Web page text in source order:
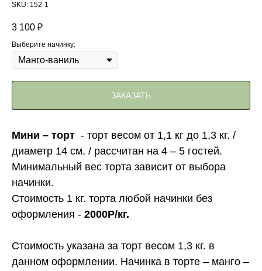
SKU: 152-1
3 100 ₽
Выберите начинку:
ЗАКАЗАТЬ
Мини – торт - торт весом от 1,1 кг до 1,3 кг. /
диаметр 14 см. / рассчитан на 4 – 5 гостей.
Минимальный вес торта зависит от выбора
начинки.
Стоимость 1 кг. торта любой начинки без
оформления - 2000Р/кг.
Стоимость указана за торт весом 1,3 кг. в
данном оформлении. Начинка в торте – манго –